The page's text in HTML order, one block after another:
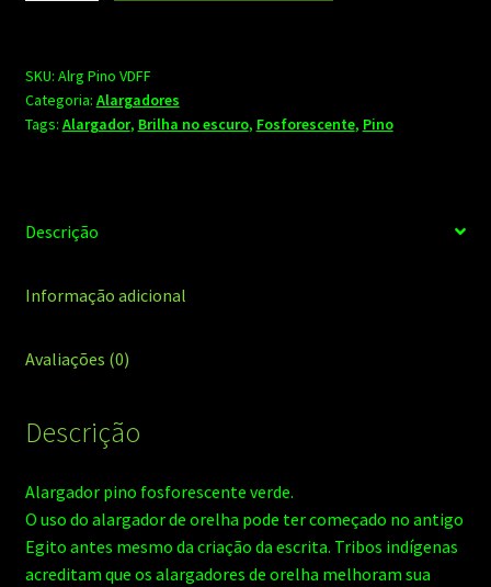
(brilha
no
escuro)
SKU: Alrg Pino VDFF
Categoria: Alargadores
Tags: Alargador, Brilha no escuro, Fosforescente, Pino
Descrição
Informação adicional
Avaliações (0)
Descrição
Alargador pino fosforescente verde.
O uso do alargador de orelha pode ter começado no antigo
Egito antes mesmo da criação da escrita. Tribos indígenas
acreditam que os alargadores de orelha melhoram sua